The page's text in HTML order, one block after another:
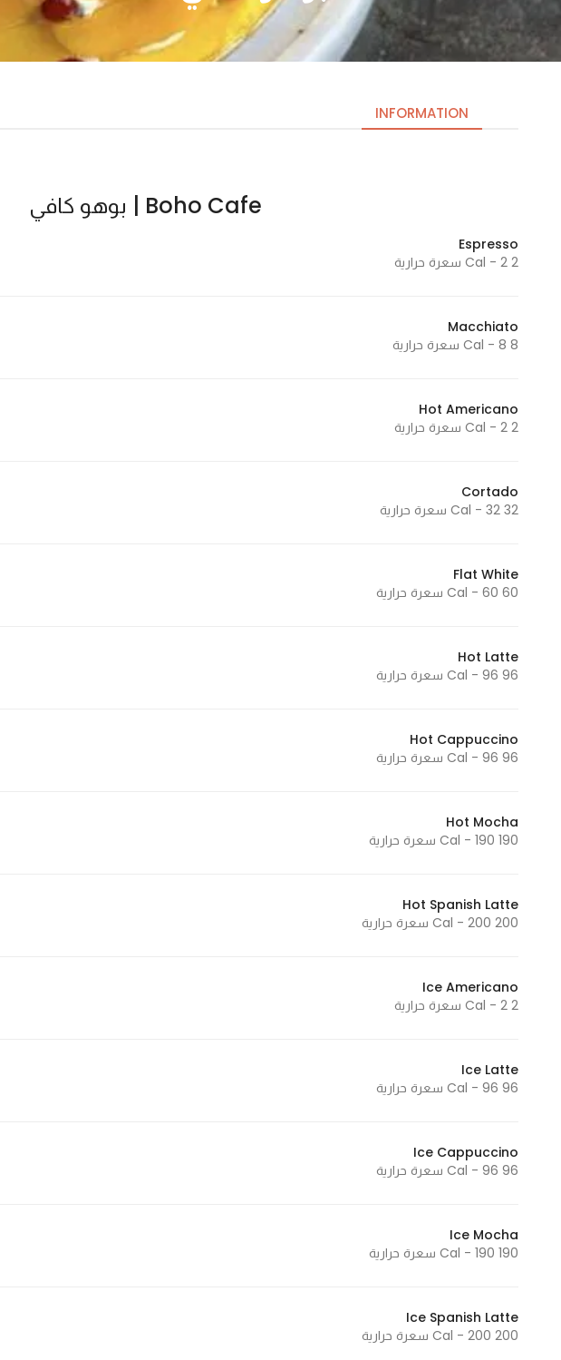
INFORMATION
Boho Cafe | بوهو كافي
Espresso
2 Cal - 2 سعرة حرارية
Macchiato
8 Cal - 8 سعرة حرارية
Hot Americano
2 Cal - 2 سعرة حرارية
Cortado
32 Cal - 32 سعرة حرارية
Flat White
60 Cal - 60 سعرة حرارية
Hot Latte
96 Cal - 96 سعرة حرارية
Hot Cappuccino
96 Cal - 96 سعرة حرارية
Hot Mocha
190 Cal - 190 سعرة حرارية
Hot Spanish Latte
200 Cal - 200 سعرة حرارية
Ice Americano
2 Cal - 2 سعرة حرارية
Ice Latte
96 Cal - 96 سعرة حرارية
Ice Cappuccino
96 Cal - 96 سعرة حرارية
Ice Mocha
190 Cal - 190 سعرة حرارية
Ice Spanish Latte
200 Cal - 200 سعرة حرارية
cookies
are not
needed
function.
In order for
us to
website's
structure,
based on
used.
In order for
as well as
possible
refuse
these
functionality
from the
website.
Marketing
By sharing
behavior as